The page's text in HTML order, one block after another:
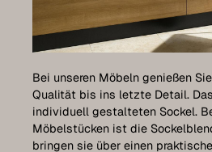
Bei unseren Möbeln genießen
Qualität bis ins letzte Detail.
individuell gestalteten Sockel.
Möbelstücken ist die
bringen sie über einen